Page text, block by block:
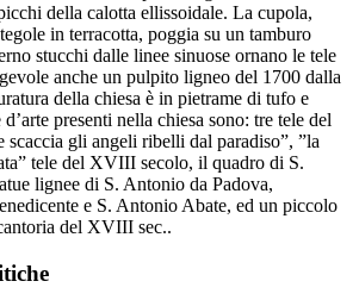
della calotta ellissoidale. La cupola,
in terracotta, poggia su un tamburo
stucchi dalle linee sinuose ornano le tele
anche un pulpito ligneo del 1700 dalla
della chiesa è in pietrame di tufo e
presenti nella chiesa sono: tre tele del
gli angeli ribelli dal paradiso”, ”la
tele del XVIII secolo, il quadro di S.
lignee di S. Antonio da Padova,
e S. Antonio Abate, ed un piccolo
del XVIII sec..